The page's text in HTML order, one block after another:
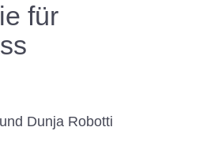
für
Dunja Robotti